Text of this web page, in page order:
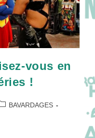
vous en
!
BAVARDAGES